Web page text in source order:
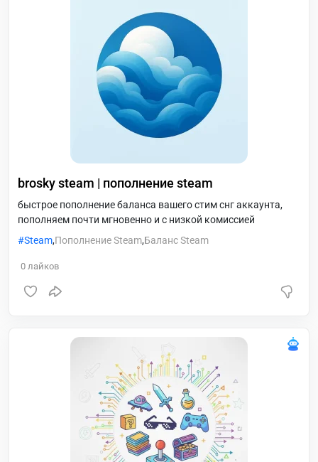
brosky steam | пополнение steam
быстрое пополнение баланса вашего стим снг аккаунта,
пополняем почти мгновенно и с низкой комиссией
Steam,Пополнение Steam,Баланс Steam
0 лайков